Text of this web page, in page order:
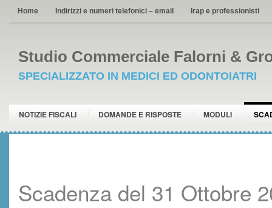
Home Indirizzi e numeri telefonici – email Irap e professionisti
Studio Commerciale Falorni &
SPECIALIZZATO IN MEDICI ED ODONTOIATRI
NOTIZIE FISCALI DOMANDE E RISPOSTE MODULI
Scadenza del 31 Ottobre